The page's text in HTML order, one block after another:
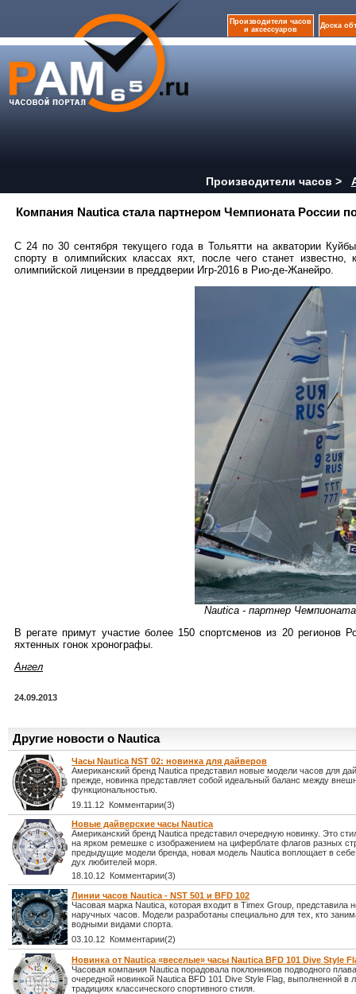
Производители часов
и аксессуаров
Доска
Производители часов >
Компания Nautica стала партнером Чемпионата России
С 24 по 30 сентября текущего года в Тольятти на акватории
спорту в олимпийских классах яхт, после чего станет
олимпийской лицензии в преддверии Игр-2016 в Рио-де-Жанейро.
Nautica - партнер
В регате примут участие более 150 спортсменов из 20 регионов
яхтенных гонок хронографы.
Ангел
24.09.2013
Другие новости о Nautica
Часы Nautica NST 02: новинка для дайверов
Американский бренд Nautica представил новые модели часов для
прежде, новинка представляет собой идеальный баланс между
функциональностью.
19.11.12 Комментарии(3)
Новые дайверские часы Nautica
Американский бренд Nautica представил очередную новинку. Это
на ярком ремешке с изображением на циферблате флагов разных
предыдущие модели бренда, новая модель Nautica воплощает в
дух любителей моря.
18.10.12 Комментарии(3)
Линии часов Nautica - NST 501 и BFD 102
Часовая марка Nautica, которая входит в Timex Group, представила
наручных часов. Модели разработаны специально для тех, кто
водными видами спорта.
03.10.12 Комментарии(2)
Новинка от Nautica «веселые» часы Nautica BFD 101 Dive Style
Часовая компания Nautica порадовала поклонников подводного
очередной новинкой Nautica BFD 101 Dive Style Flag, выполненной в
традициях классического спортивного стиля.